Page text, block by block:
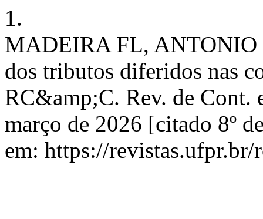
1.
MADEIRA FL, ANTONIO
dos tributos diferidos nas
RC&amp;C. Rev. de Cont.
março de 2026 [citado 8º
em: https://